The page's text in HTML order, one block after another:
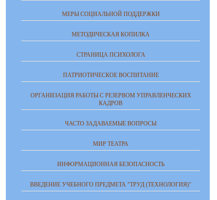
МЕРЫ СОЦИАЛЬНОЙ ПОДДЕРЖКИ
МЕТОДИЧЕСКАЯ КОПИЛКА
СТРАНИЦА ПСИХОЛОГА
ПАТРИОТИЧЕСКОЕ ВОСПИТАНИЕ
ОРГАНИЗАЦИЯ РАБОТЫ С РЕЗЕРВОМ УПРАВЛЕНЧЕСКИХ
КАДРОВ
ЧАСТО ЗАДАВАЕМЫЕ ВОПРОСЫ
МИР ТЕАТРА
ИНФОРМАЦИОННАЯ БЕЗОПАСНОСТЬ
ВВЕДЕНИЕ УЧЕБНОГО ПРЕДМЕТА "ТРУД (ТЕХНОЛОГИЯ)"